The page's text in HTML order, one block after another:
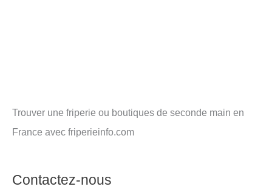
Trouver une friperie ou boutiques de seconde main en
France avec friperieinfo.com
Contactez-nous